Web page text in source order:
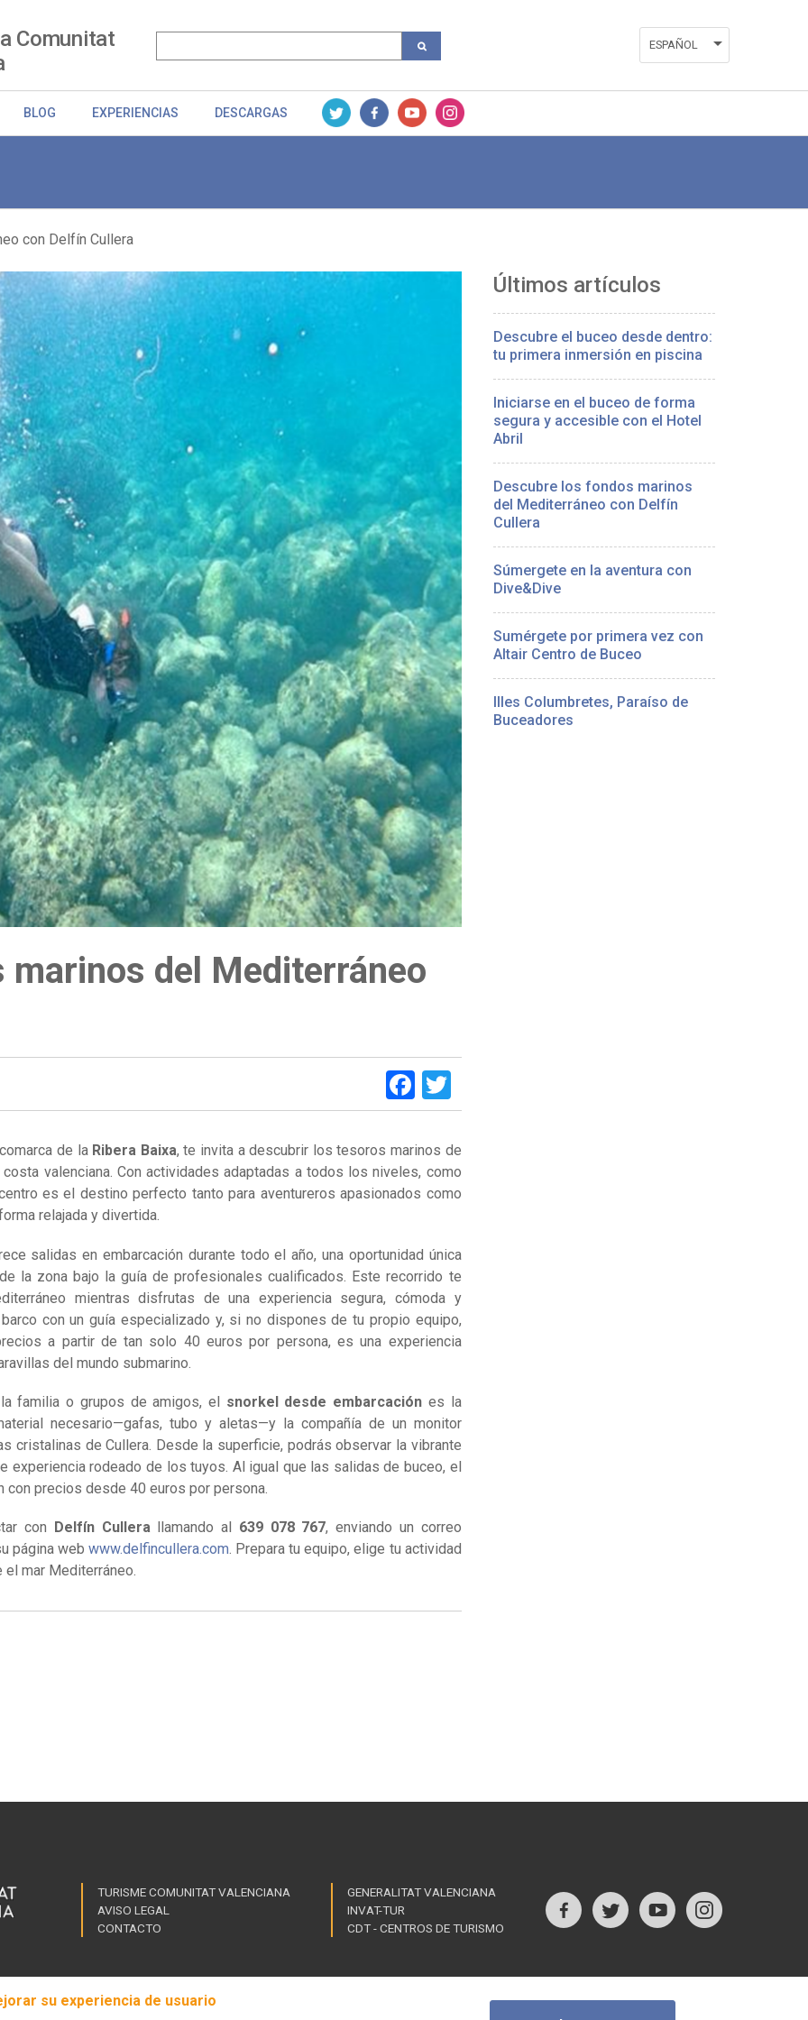
Comunitat
ESPAÑOL
BLOG EXPERIENCIAS DESCARGAS
con Delfín Cullera
marinos del Mediterráneo
Facebook
Twitter
de la Ribera Baixa, te invita a descubrir los tesoros marinos de
valenciana. Con actividades adaptadas a todos los niveles, como
es el destino perfecto tanto para aventureros apasionados como
relajada y divertida.
salidas en embarcación durante todo el año, una oportunidad única
la zona bajo la guía de profesionales cualificados. Este recorrido te
mientras disfrutas de una experiencia segura, cómoda y
con un guía especializado y, si no dispones de tu propio equipo,
a partir de tan solo 40 euros por persona, es una experiencia
del mundo submarino.
familia o grupos de amigos, el snorkel desde embarcación es la
necesario—gafas, tubo y aletas—y la compañía de un monitor
cristalinas de Cullera. Desde la superficie, podrás observar la vibrante
experiencia rodeado de los tuyos. Al igual que las salidas de buceo, el
precios desde 40 euros por persona.
con Delfín Cullerallamando al 639 078 767, enviando un correo
página webwww.delfincullera.com. Prepara tu equipo, elige tu actividad
mar Mediterráneo.
Últimos artículos
Descubre el buceo desde dentro:
tu primera inmersión en piscina
Iniciarse en el buceo de forma
segura y accesible con el Hotel
Abril
Descubre los fondos marinos
del Mediterráneo con Delfín
Cullera
Súmergete en la aventura con
Dive&Dive
Sumérgete por primera vez con
Altair Centro de Buceo
Illes Columbretes, Paraíso de
Buceadores
TURISME COMUNITAT VALENCIANA
AVISO LEGAL
CONTACTO
Links
GENERALITAT VALENCIANA
INVAT-TUR
CDT - CENTROS DE TURISMO
Follow
us
on
su experiencia de usuario